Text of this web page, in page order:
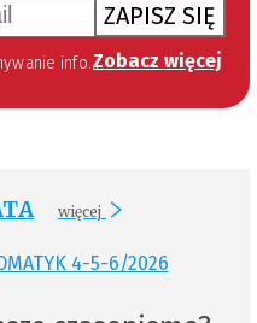
ZAPISZ SIĘ
144 z 2002 r. poz. 1204). Zgoda jest dobrowolna, jednak jej wyrażenie jest konieczne, aby otrzymywać newsletter. Zobacz więcej
więcej